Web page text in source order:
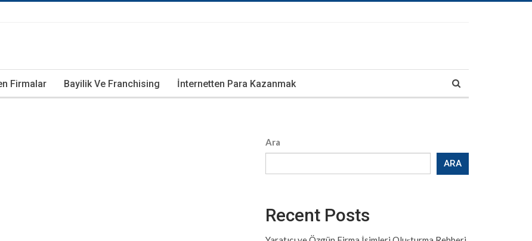
Firmalar Bayilik Ve Franchising İnternetten Para Kazanmak
Ara
ARA
Recent Posts